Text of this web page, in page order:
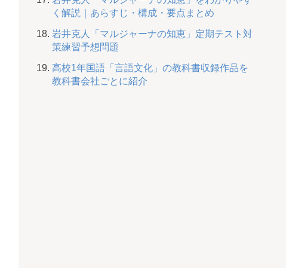
く解説｜あらすじ・構成・要点まとめ
岩井克人「マルジャーナの知恵」定期テスト対
策練習予想問題
高校1年国語「言語文化」の教科書収録作品を
教科書会社ごとに紹介